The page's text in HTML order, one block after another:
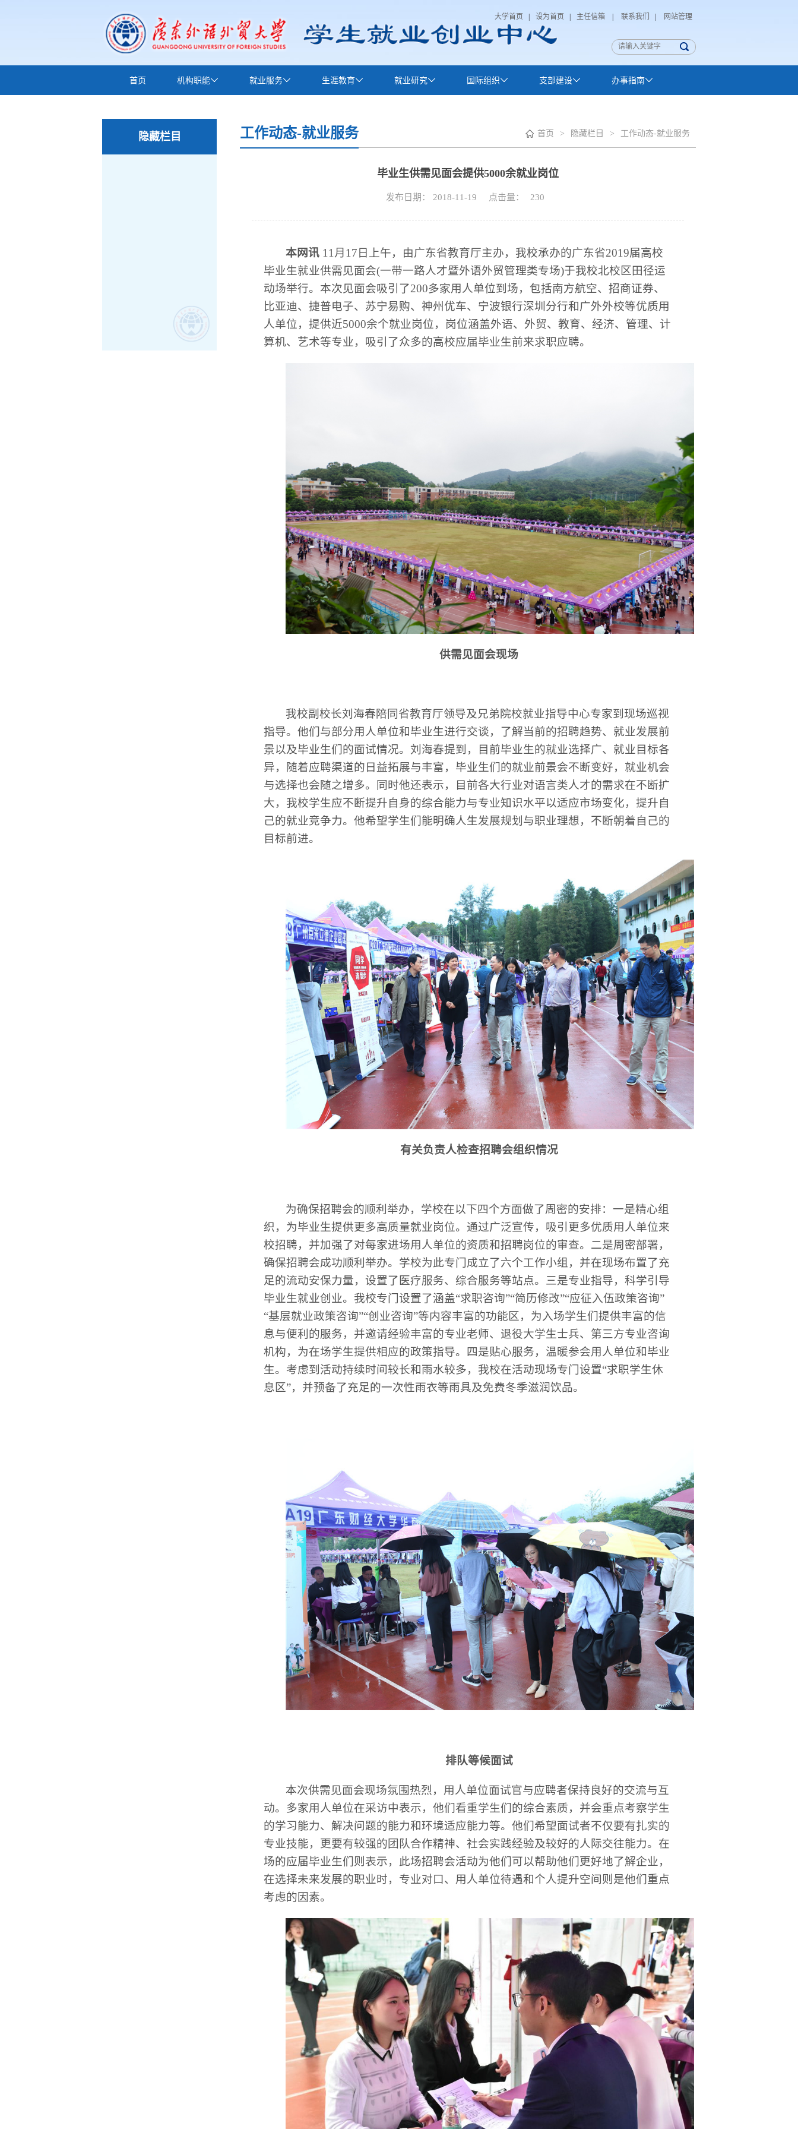
大学首页 设为首页 主任信箱 联系我们 网站管理
首页 机构职能 就业服务 生涯教育 就业研究 国际组织 支部建设 办事指南
隐藏栏目 工作动态-就业服务 首页 > 隐藏栏目 > 工作动态-就业服务
毕业生供需见面会提供5000余就业岗位
发布日期： 2018-11-19 点击量： 230
本网讯 11月17日上午，由广东省教育厅主办，我校承办的广东省2019届高校
毕业生就业供需见面会(一带一路人才暨外语外贸管理类专场)于我校北校区田径运
动场举行。本次见面会吸引了200多家用人单位到场，包括南方航空、招商证券、
比亚迪、捷普电子、苏宁易购、神州优车、宁波银行深圳分行和广外外校等优质用
人单位，提供近5000余个就业岗位，岗位涵盖外语、外贸、教育、经济、管理、计
算机、艺术等专业，吸引了众多的高校应届毕业生前来求职应聘。
供需见面会现场
我校副校长刘海春陪同省教育厅领导及兄弟院校就业指导中心专家到现场巡视
指导。他们与部分用人单位和毕业生进行交谈，了解当前的招聘趋势、就业发展前
景以及毕业生们的面试情况。刘海春提到，目前毕业生的就业选择广、就业目标各
异，随着应聘渠道的日益拓展与丰富，毕业生们的就业前景会不断变好，就业机会
与选择也会随之增多。同时他还表示，目前各大行业对语言类人才的需求在不断扩
大，我校学生应不断提升自身的综合能力与专业知识水平以适应市场变化，提升自
己的就业竞争力。他希望学生们能明确人生发展规划与职业理想，不断朝着自己的
目标前进。
有关负责人检查招聘会组织情况
为确保招聘会的顺利举办，学校在以下四个方面做了周密的安排：一是精心组
织，为毕业生提供更多高质量就业岗位。通过广泛宣传，吸引更多优质用人单位来
校招聘，并加强了对每家进场用人单位的资质和招聘岗位的审查。二是周密部署，
确保招聘会成功顺利举办。学校为此专门成立了六个工作小组，并在现场布置了充
足的流动安保力量，设置了医疗服务、综合服务等站点。三是专业指导，科学引导
毕业生就业创业。我校专门设置了涵盖“求职咨询”“简历修改”“应征入伍政策咨询”
“基层就业政策咨询”“创业咨询”等内容丰富的功能区，为入场学生们提供丰富的信
息与便利的服务，并邀请经验丰富的专业老师、退役大学生士兵、第三方专业咨询
机构，为在场学生提供相应的政策指导。四是贴心服务，温暖参会用人单位和毕业
生。考虑到活动持续时间较长和雨水较多，我校在活动现场专门设置“求职学生休
息区”，并预备了充足的一次性雨衣等雨具及免费冬季滋润饮品。
排队等候面试
本次供需见面会现场氛围热烈，用人单位面试官与应聘者保持良好的交流与互
动。多家用人单位在采访中表示，他们看重学生们的综合素质，并会重点考察学生
的学习能力、解决问题的能力和环境适应能力等。他们希望面试者不仅要有扎实的
专业技能，更要有较强的团队合作精神、社会实践经验及较好的人际交往能力。在
场的应届毕业生们则表示，此场招聘会活动为他们可以帮助他们更好地了解企业，
在选择未来发展的职业时，专业对口、用人单位待遇和个人提升空间则是他们重点
考虑的因素。